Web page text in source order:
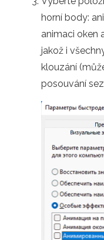
horní body:
animaci oken
jakož i
klouzání
posouvání